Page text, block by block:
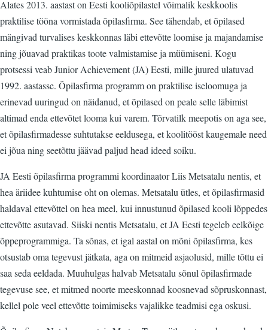
Alates 2013. aastast on Eesti kooliõpilastel võimalik keskkoolis
praktilise tööna vormistada õpilasfirma. See tähendab, et õpilased
mängivad turvalises keskkonnas läbi ettevõtte loomise ja majandamise
ning jõuavad praktikas toote valmistamise ja müümiseni. Kogu
protsessi veab Junior Achievement (JA) Eesti, mille juured ulatuvad
1992. aastasse. Õpilasfirma programm on praktilise iseloomuga ja
erinevad uuringud on näidanud, et õpilased on peale selle läbimist
altimad enda ettevõtet looma kui varem. Tõrvatilk meepotis on aga see,
et õpilasfirmadesse suhtutakse eeldusega, et koolitööst kaugemale need
ei jõua ning seetõttu jäävad paljud head ideed soiku.
JA Eesti õpilasfirma programmi koordinaator Liis Metsatalu nentis, et
hea äriidee kuhtumise oht on olemas. Metsatalu ütles, et õpilasfirmasid
haldaval ettevõttel on hea meel, kui innustunud õpilased kooli lõppedes
ettevõtte asutavad. Siiski nentis Metsatalu, et JA Eesti tegeleb eelkõige
õppeprogrammiga. Ta sõnas, et igal aastal on mõni õpilasfirma, kes
otsustab oma tegevust jätkata, aga on mitmeid asjaolusid, mille tõttu ei
saa seda eeldada. Muuhulgas halvab Metsatalu sõnul õpilasfirmade
tegevuse see, et mitmed noorte meeskonnad koosnevad sõpruskonnast,
kellel pole veel ettevõtte toimimiseks vajalikke teadmisi ega oskusi.